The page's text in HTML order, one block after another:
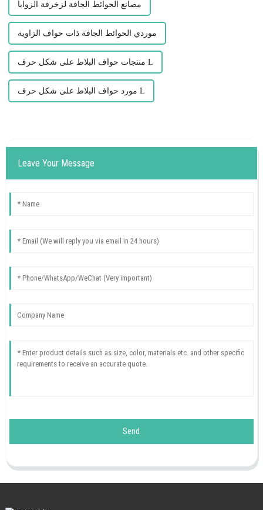
مصانع الحوائط الجافة لزخرفة الزوايا
موردي الحوائط الجافة ذات حواف الزاوية
منتجات حواف البلاط على شكل حرف L
مورد حواف البلاط على شكل حرف L
Leave Your Message
Send